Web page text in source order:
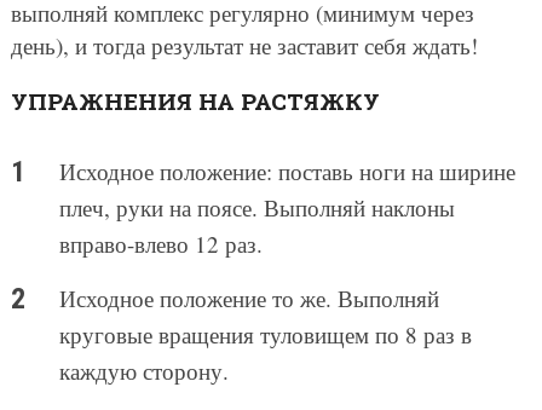
выполняй комплекс регулярно (минимум через
день), и тогда результат не заставит себя ждать!
УПРАЖНЕНИЯ НА РАСТЯЖКУ
Исходное положение: поставь ноги на ширине
плеч, руки на поясе. Выполняй наклоны
вправо-влево 12 раз.
Исходное положение то же. Выполняй
круговые вращения туловищем по 8 раз в
каждую сторону.